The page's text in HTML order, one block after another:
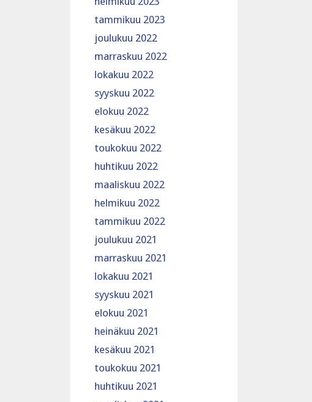
tammikuu 2023
joulukuu 2022
marraskuu 2022
lokakuu 2022
syyskuu 2022
elokuu 2022
kesäkuu 2022
toukokuu 2022
huhtikuu 2022
maaliskuu 2022
helmikuu 2022
tammikuu 2022
joulukuu 2021
marraskuu 2021
lokakuu 2021
syyskuu 2021
elokuu 2021
heinäkuu 2021
kesäkuu 2021
toukokuu 2021
huhtikuu 2021